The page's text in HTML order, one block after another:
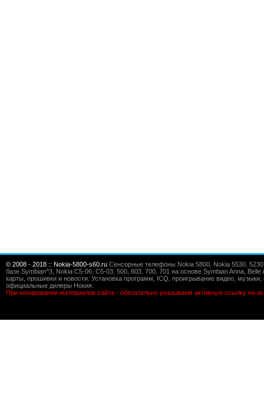
© 2008 - 2018 :: Nokia-5800-s60.ru Сенсорные телефоны Nokia 5800, Nokia 5530,
базе Symbian^3, Nokia C5-06, C5-03, 500, 603, 700, 701 на основе Symbian Anna,
карты, прошивки и новости. Установка программ, ICQ, проигрывание видео,
официальные дилеры Нокия.
При копировании материалов сайта - обязательно указываем активную ссылку на